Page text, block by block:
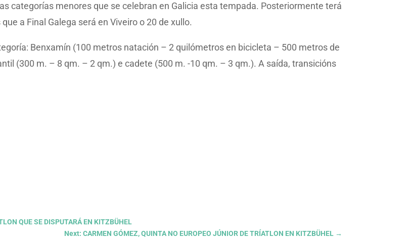
categorías menores que se celebran en Galicia esta tempada. Posteriormente terá
a Final Galega será en Viveiro o 20 de xullo.
Benxamín (100 metros natación – 2 quilómetros en bicicleta – 500 metros de
(300 m. – 8 qm. – 2 qm.) e cadete (500 m. -10 qm. – 3 qm.). A saída, transicións
QUE SE DISPUTARÁ EN KITZBÜHEL
Next: CARMEN GÓMEZ, QUINTA NO EUROPEO JÚNIOR DE TRÍATLON EN KITZBÜHEL→